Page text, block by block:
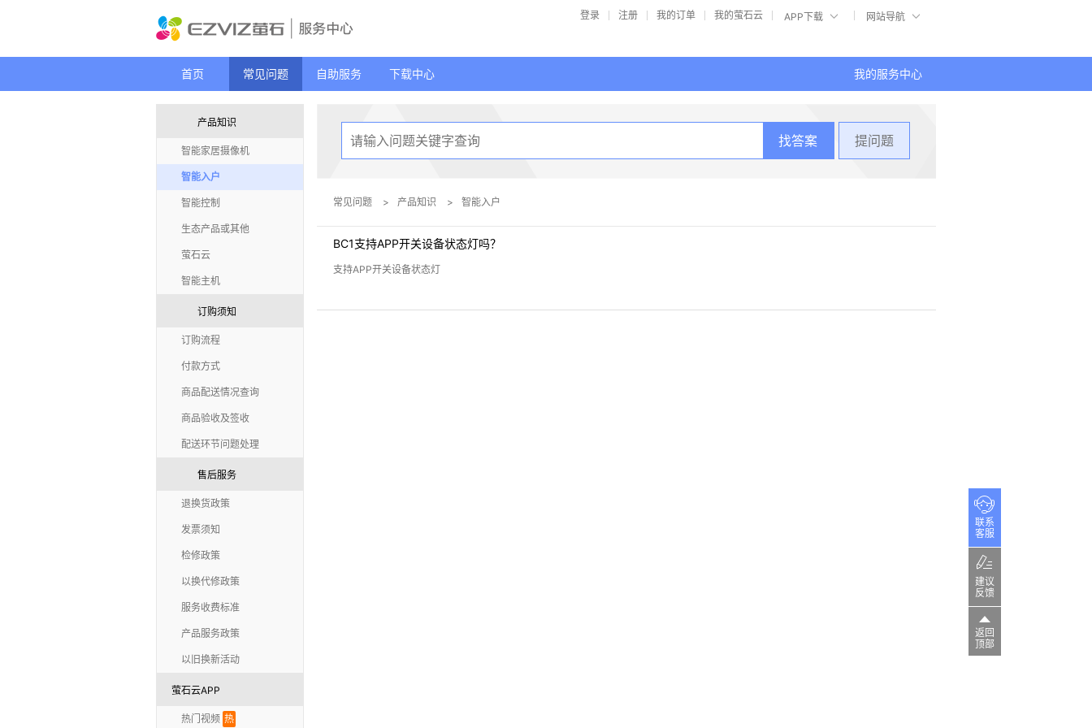
网站导航
APP下载
我的萤石云
我的订单
注册
登录
首页 常见问题 自助服务 下载中心 我的服务中心
产品知识
智能家居摄像机
智能入户
智能控制
生态产品或其他
萤石云
智能主机
订购须知
订购流程
付款方式
商品配送情况查询
商品验收及签收
配送环节问题处理
售后服务
退换货政策
发票须知
检修政策
以换代修政策
服务收费标准
产品服务政策
以旧换新活动
萤石云APP
热门视频 热
提问题
常见问题 > 产品知识 > 智能入户
BC1支持APP开关设备状态灯吗？
支持APP开关设备状态灯
联系
客服
建议
反馈
返回
顶部